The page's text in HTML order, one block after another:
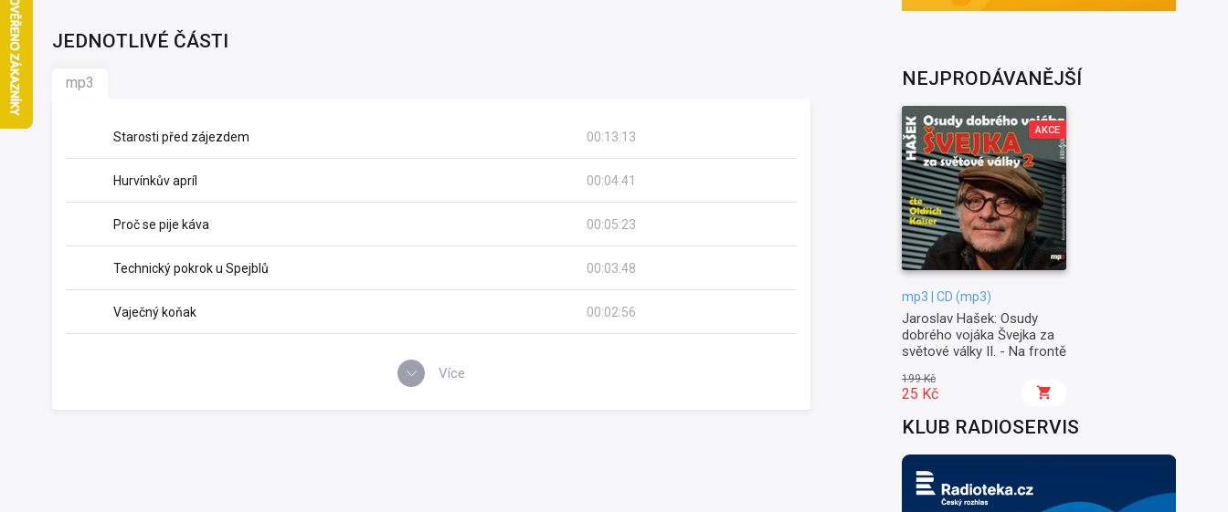
JEDNOTLIVÉ ČÁSTI
mp3
Starosti před zájezdem 00:13:13
Hurvínkův apríl 00:04:41
Proč se pije káva 00:05:23
Technický pokrok u Spejblů 00:03:48
Vaječný koňak 00:02:56
Více
NEJPRODÁVANĚJŠÍ
AKCE
mp3 | CD (mp3)
Jaroslav Hašek: Osudy
dobrého vojáka Švejka za
světové války II. - Na frontě
199 Kč
25 Kč
KLUB RADIOSERVIS